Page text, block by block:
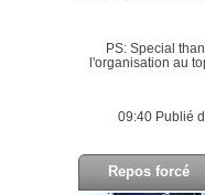
PS: Special
l'organisation au
09:40 Publié
Repos forcé